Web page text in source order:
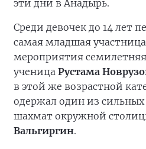
эти дни в Анадырь.
Среди девочек до 14 лет
самая младшая
мероприятия
ученица Рустама
в этой же возрастной
одержал один из
шахмат окружной
Вальгиргин.